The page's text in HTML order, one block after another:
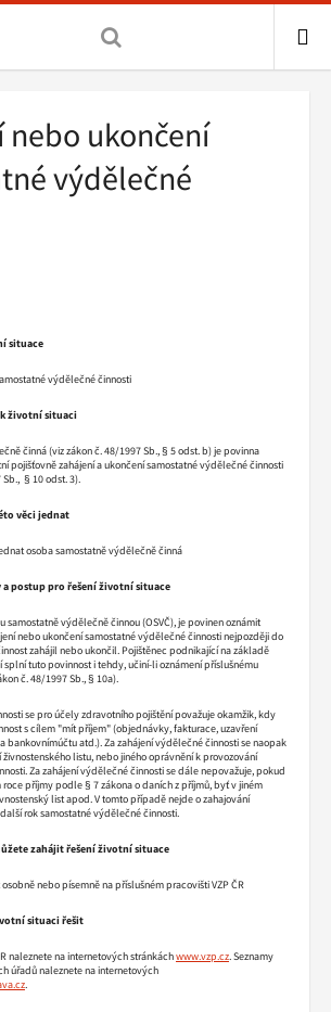
nebo ukončení
výdělečné
situace
výdělečné činnosti
životní situaci
činná (viz zákon č. 48/1997 Sb., § 5 odst. b) je povinna
pojišťovně zahájení a ukončení samostatné výdělečné činnosti
§ 10 odst. 3).
věci jednat
osoba samostatně výdělečně činná
a postup pro řešení životní situace
samostatně výdělečně činnou (OSVČ), je povinen oznámit
nebo ukončení samostatné výdělečné činnosti nejpozději do
zahájil nebo ukončil. Pojištěnec podnikající na základě
splní tuto povinnost i tehdy, učiní-li oznámení příslušnému
č. 48/1997 Sb., § 10a).
se pro účely zdravotního pojištění považuje okamžik, kdy
s cílem "mít příjem" (objednávky, fakturace, uzavření
bankovnímúčtu atd.). Za zahájení výdělečné činnosti se naopak
listu, nebo jiného oprávnění k provozování
Za zahájení výdělečné činnosti se dále nepovažuje, pokud
roce příjmy podle § 7 zákona o daních z příjmů, byť v jiném
list apod. V tomto případě nejde o zahajování
rok samostatné výdělečné činnosti.
zahájit řešení životní situace
nebo písemně na příslušném pracovišti VZP ČR
situaci řešit
naleznete na internetových stránkáchwww.vzp.cz. Seznamy
úřadů naleznete na internetových
.